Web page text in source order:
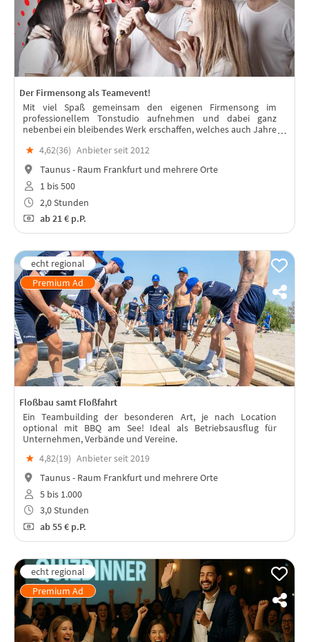
Der Firmensong als Teamevent!
Mit viel Spaß gemeinsam den eigenen Firmensong im
professionellem Tonstudio aufnehmen und dabei ganz
nebenbei ein bleibendes Werk erschaffen, welches auch Jahre
★ 4,62(36) Anbieter seit 2012
Taunus - Raum Frankfurt und mehrere Orte
1 bis 500
2,0 Stunden
ab21 € p.P.
Floßbau samt Floßfahrt
Ein Teambuilding der besonderen Art, je nach Location
optional mit BBQ am See! Ideal als Betriebsausflug für
Unternehmen, Verbände und Vereine.
★ 4,82(19) Anbieter seit 2019
Taunus - Raum Frankfurt und mehrere Orte
5 bis 1.000
3,0 Stunden
ab55 € p.P.